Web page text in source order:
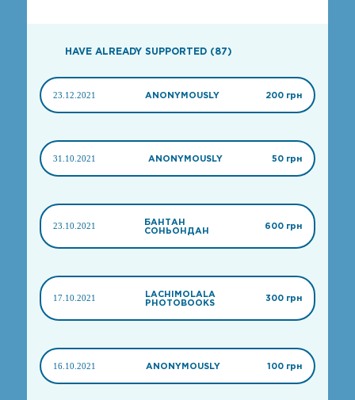
HAVE ALREADY SUPPORTED (87)
23.12.2021 ANONYMOUSLY 200 грн
31.10.2021 ANONYMOUSLY 50 грн
23.10.2021
БАНТАН
СОНЬОНДАН
600 грн
17.10.2021
LACHIMOLALA
PHOTOBOOKS
300 грн
16.10.2021 ANONYMOUSLY 100 грн